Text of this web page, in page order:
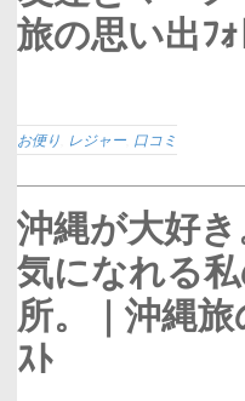
旅の思い出ﾌｫ
お便り レジャー 口コミ
沖縄が大好
気になれる
所。｜沖縄
ｽﾄ